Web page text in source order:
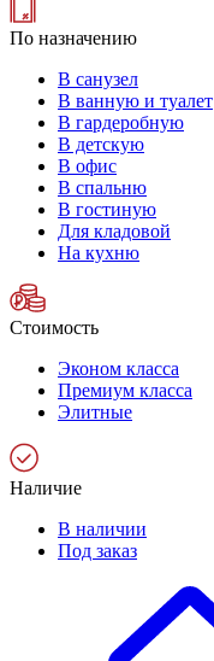
По назначению
В санузел
В ванную и туалет
В гардеробную
В детскую
В офис
В спальню
В гостиную
Для кладовой
На кухню
Стоимость
Эконом класса
Премиум класса
Элитные
Наличие
В наличии
Под заказ